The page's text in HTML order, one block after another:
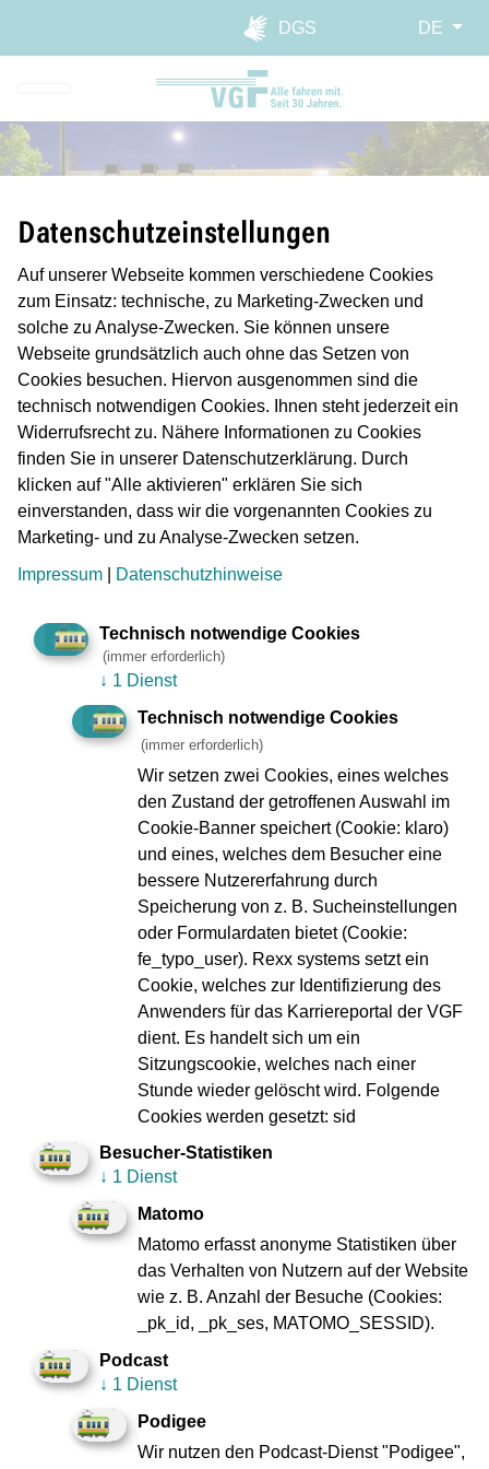
Direkt zur Hauptnavigation
Direkt zum Inhalt springen
Webseiten-Barriere melden
DGS
DE
VGF-Infrastruktur-
Dienstleistungen
Der Geschäftsbereich Infrastruktur der VGF ist dafür
verantwortlich, dass im Nahverkehr alles rollen kann.
Angefangen bei Planung, Bau und Pflege der Fahrwege,
Haltestellen und Stationen über die Stromversorgung der
Bahnen, Stationen und Bauwerke bis hin zur Signaltechnik
und der Steuerung des Betriebsablaufes sorgen die
Mitarbeitenden für reibungslosen Verkehr von U-Bahn,
Straßenbahn und Bus.
Aufgabengebiete:
Planen, bauen und bewirtschaften von Fahrwegen,
Haltestellen, Stationen, Tunnel und Gebäude
Bauen und unterhalten von Schienenwege
Ausstattung und Beschilderung von Haltestellen und
Bauen und überwachen von Fahrtreppen, Aufzügen,
den Fahrstrom sowie die Licht- und Signalanlagen
Lautsprecheranlagen und die Weichensysteme.
Wenn Sie nähere Informationen wünschen oder Interesse
an einer unserer Dienstleistungen haben, kommen Sie
bitte einfach auf uns zu!
Ihr Ansprechpartner:
Verkehrsgesellschaft Frankfurt am Main mbH
Kurt-Schumacher-Str. 8
60311 Frankfurt am Main
Telefon 069 213-22471
Datenschutzeinstellungen
Auf unserer Webseite kommen verschiedene Cookies
zum Einsatz: technische, zu Marketing-Zwecken und
solche zu Analyse-Zwecken. Sie können unsere
Webseite grundsätzlich auch ohne das Setzen von
Cookies besuchen. Hiervon ausgenommen sind die
technisch notwendigen Cookies. Ihnen steht jederzeit ein
Widerrufsrecht zu. Nähere Informationen zu Cookies
finden Sie in unserer Datenschutzerklärung. Durch
klicken auf "Alle aktivieren" erklären Sie sich
einverstanden, dass wir die vorgenannten Cookies zu
Marketing- und zu Analyse-Zwecken setzen.
Impressum
Datenschutzhinweise
Technisch notwendige Cookies
(immer erforderlich)
↓ 1 Dienst
Technisch notwendige Cookies
(immer erforderlich)
Wir setzen zwei Cookies, eines welches
den Zustand der getroffenen Auswahl im
Cookie-Banner speichert (Cookie: klaro)
und eines, welches dem Besucher eine
bessere Nutzererfahrung durch
Speicherung von z. B. Sucheinstellungen
oder Formulardaten bietet (Cookie:
fe_typo_user). Rexx systems setzt ein
Cookie, welches zur Identifizierung des
Anwenders für das Karriereportal der VGF
dient. Es handelt sich um ein
Sitzungscookie, welches nach einer
Stunde wieder gelöscht wird. Folgende
Cookies werden gesetzt: sid
Besucher-Statistiken
↓ 1 Dienst
Matomo
Matomo erfasst anonyme Statistiken über
das Verhalten von Nutzern auf der Website
wie z. B. Anzahl der Besuche (Cookies:
_pk_id, _pk_ses, MATOMO_SESSID).
Podcast
↓ 1 Dienst
Podigee
Wir nutzen den Podcast-Dienst "Podigee",